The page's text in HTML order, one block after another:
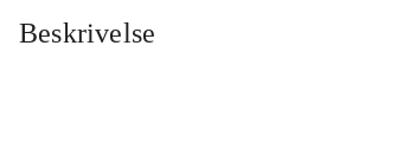
Beskrivelse